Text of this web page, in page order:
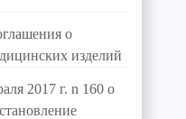
о
изделий
2017 г. n 160 о